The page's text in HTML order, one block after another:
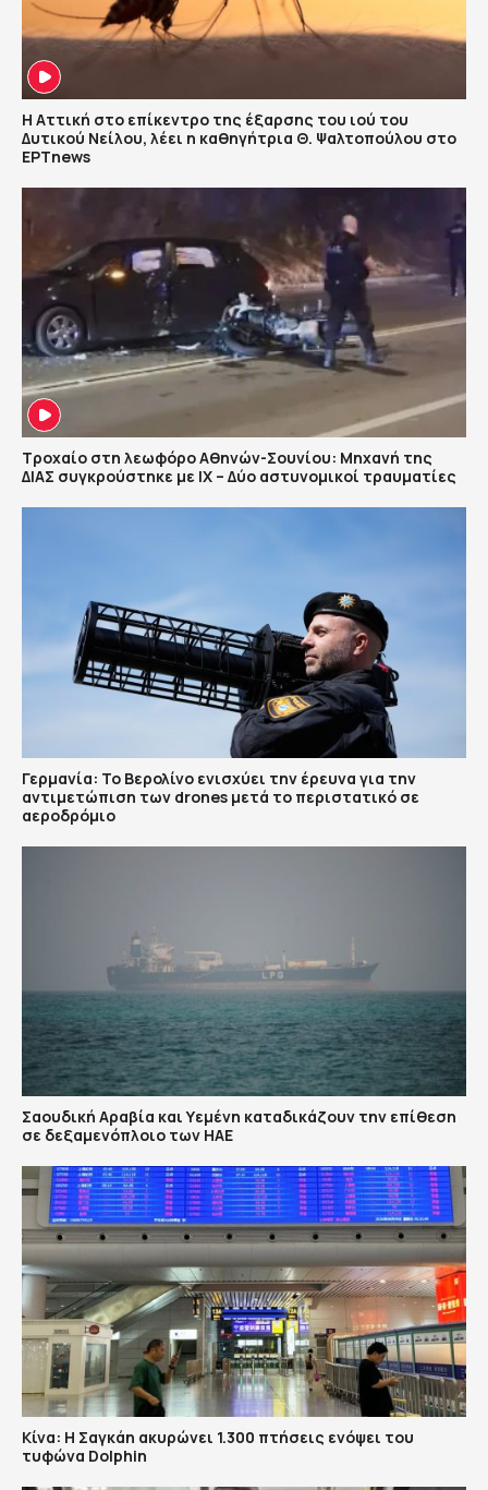
Η Αττική στο επίκεντρο της έξαρσης του ιού του
Δυτικού Νείλου, λέει η καθηγήτρια Θ. Ψαλτοπούλου στο
ΕΡΤnews
Τροχαίο στη λεωφόρο Αθηνών-Σουνίου: Μηχανή της
ΔΙΑΣ συγκρούστηκε με ΙΧ – Δύο αστυνομικοί τραυματίες
Γερμανία: Το Βερολίνο ενισχύει την έρευνα για την
αντιμετώπιση των drones μετά το περιστατικό σε
αεροδρόμιο
Σαουδική Αραβία και Υεμένη καταδικάζουν την επίθεση
σε δεξαμενόπλοιο των ΗΑΕ
Κίνα: Η Σαγκάη ακυρώνει 1.300 πτήσεις ενόψει του
τυφώνα Dolphin